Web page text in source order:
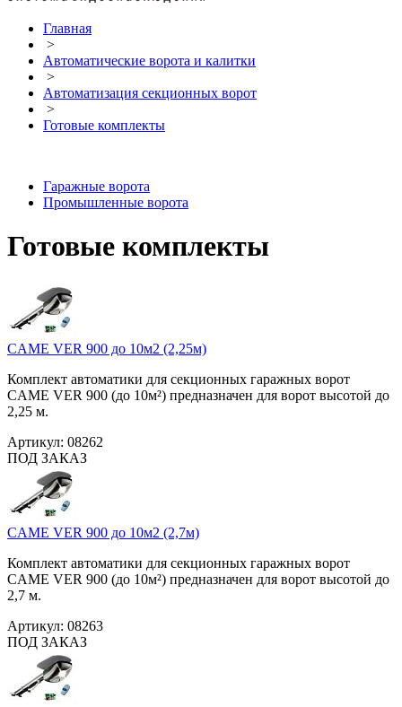
Главная
>
Автоматические ворота и калитки
>
Автоматизация секционных ворот
>
Готовые комплекты
Гаражные ворота
Промышленные ворота
Готовые комплекты
CAME VER 900 до 10м2 (2,25м)
Комплект автоматики для секционных гаражных ворот
CAME VER 900 (до 10м²) предназначен для ворот высотой до
2,25 м.
Артикул: 08262
ПОД ЗАКАЗ
CAME VER 900 до 10м2 (2,7м)
Комплект автоматики для секционных гаражных ворот
CAME VER 900 (до 10м²) предназначен для ворот высотой до
2,7 м.
Артикул: 08263
ПОД ЗАКАЗ